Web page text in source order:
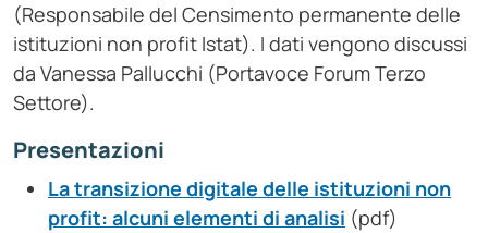
(Responsabile del Censimento permanente delle
istituzioni non profit Istat). I dati vengono discussi
da Vanessa Pallucchi (Portavoce Forum Terzo
Settore).
Presentazioni
La transizione digitale delle istituzioni non
profit: alcuni elementi di analisi (pdf)